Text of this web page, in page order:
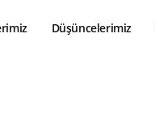
Düşüncelerimiz